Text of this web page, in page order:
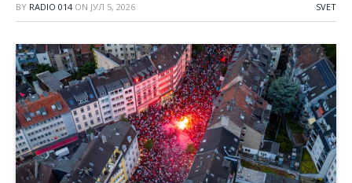
BY RADIO 014 ON ЈУЛ 5, 2026 SVET